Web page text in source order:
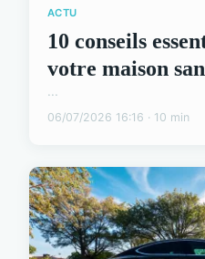
ACTU
10 conseils
votre maison
...
06/07/2026 16:16 · 10 min